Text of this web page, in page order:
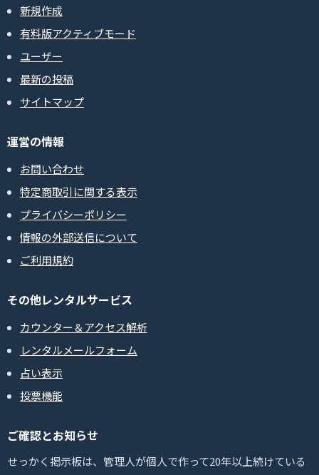
新規作成
有料版アクティブモード
ユーザー
最新の投稿
サイトマップ
運営の情報
お問い合わせ
特定商取引に関する表示
プライバシーポリシー
情報の外部送信について
ご利用規約
その他レンタルサービス
カウンター＆アクセス解析
レンタルメールフォーム
占い表示
投票機能
ご確認とお知らせ
せっかく掲示板は、管理人が個人で作って20年以上続けている